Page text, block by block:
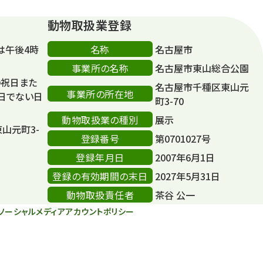
午後4時
日また
でない日
元町3-
動物取扱業登録
名称
名古屋市
事業所の名称
名古屋市東山総合公園
事業所の所在地
名古屋市千種区東山元
町3-70
動物取扱業の種別
展示
登録番号
第0701027号
登録年月日
2007年6月1日
登録の有効期間の末日
2027年5月31日
動物取扱責任者
茶谷 公一
ーシャルメディアアカウントポリシー